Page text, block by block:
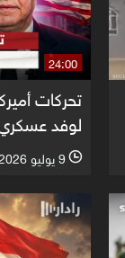
24:00
تحركات
لوفد
l 9 يوليو 2026